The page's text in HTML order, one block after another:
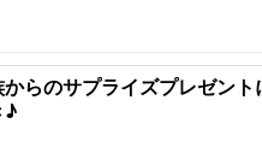
らのサプライズプレゼン
♪